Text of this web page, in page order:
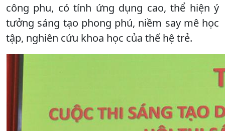
công phu, có tính ứng dụng cao, thể hiện ý
tưởng sáng tạo phong phú, niềm say mê học
tập, nghiên cứu khoa học của thế hệ trẻ.